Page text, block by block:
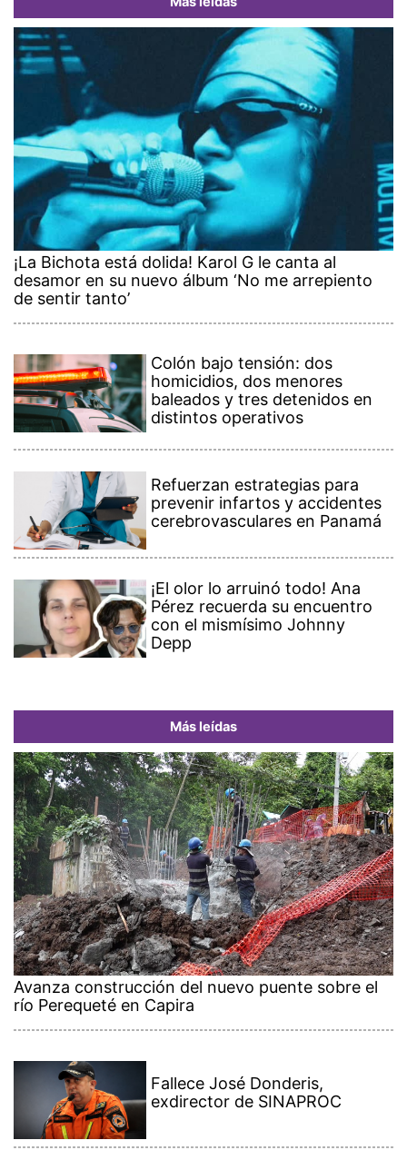
¡La Bichota está dolida! Karol G le canta al
desamor en su nuevo álbum ‘No me arrepiento
de sentir tanto’
Colón bajo tensión: dos
homicidios, dos menores
baleados y tres detenidos en
distintos operativos
Refuerzan estrategias para
prevenir infartos y accidentes
cerebrovasculares en Panamá
¡El olor lo arruinó todo! Ana
Pérez recuerda su encuentro
con el mismísimo Johnny
Depp
Más leídas
Avanza construcción del nuevo puente sobre el
río Perequeté en Capira
Fallece José Donderis,
exdirector de SINAPROC